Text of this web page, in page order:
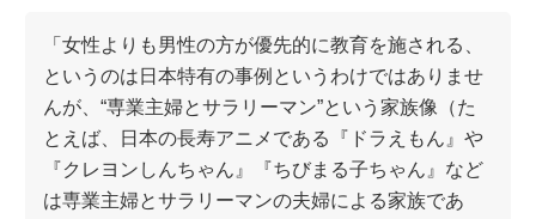
「女性よりも男性の方が優先的に教育を施される、
というのは日本特有の事例というわけではありませ
んが、“専業主婦とサラリーマン”という家族像（た
とえば、日本の長寿アニメである『ドラえもん』や
『クレヨンしんちゃん』『ちびまる子ちゃん』など
は専業主婦とサラリーマンの夫婦による家族であ